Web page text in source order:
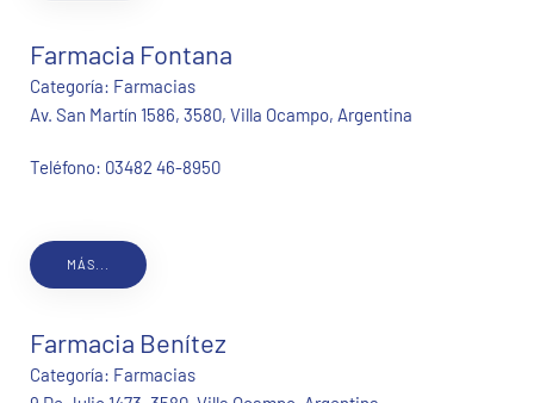
Farmacia Fontana
Categoría: Farmacias
Av. San Martín 1586, 3580, Villa Ocampo, Argentina
Teléfono: 03482 46-8950
MÁS...
Farmacia Benítez
Categoría: Farmacias